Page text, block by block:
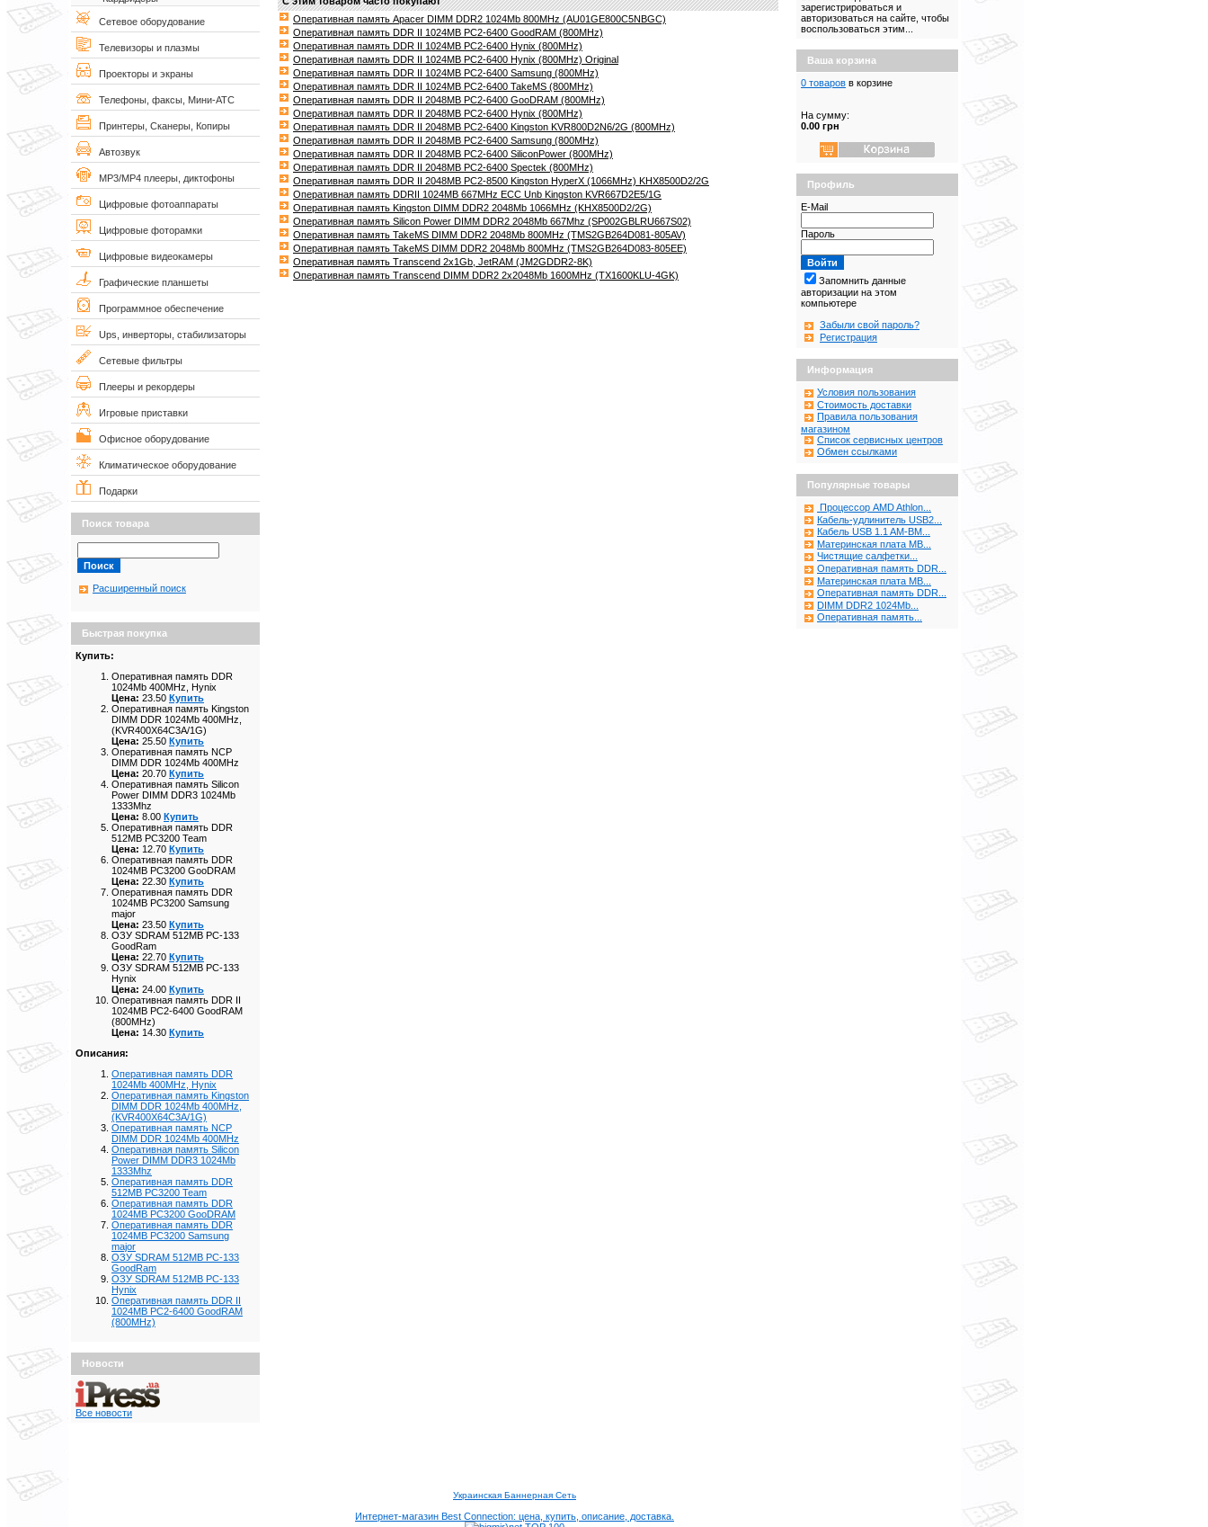
Сетевое оборудование
Телевизоры и плазмы
Проекторы и экраны
Телефоны, факсы, Мини-АТС
Принтеры, Сканеры, Копиры
Автозвук
MP3/MP4 плееры, диктофоны
Цифровые фотоаппараты
Цифровые фоторамки
Цифровые видеокамеры
Графические планшеты
Программное обеспечение
Ups, инверторы, стабилизаторы
Сетевые фильтры
Плееры и рекордеры
Игровые приставки
Офисное оборудование
Климатическое оборудование
Подарки
Поиск товара
Расширенный поиск
Быстрая покупка
Купить:
Оперативная память DDR
1024Mb 400MHz, Hynix
Цена: 23.50 Купить
Оперативная память Kingston
DIMM DDR 1024Mb 400MHz,
(KVR400X64C3A/1G)
Цена: 25.50 Купить
Оперативная память NCP
DIMM DDR 1024Mb 400MHz
Цена: 20.70 Купить
Оперативная память Silicon
Power DIMM DDR3 1024Mb
1333Mhz
Цена: 8.00 Купить
Оперативная память DDR
512MB PC3200 Team
Цена: 12.70 Купить
Оперативная память DDR
1024MB PC3200 GooDRAM
Цена: 22.30 Купить
Оперативная память DDR
1024MB PC3200 Samsung
major
Цена: 23.50 Купить
ОЗУ SDRAM 512MB PC-133
GoodRam
Цена: 22.70 Купить
ОЗУ SDRAM 512MB PC-133
Hynix
Цена: 24.00 Купить
Оперативная память DDR II
1024MB PC2-6400 GoodRAM
(800MHz)
Цена: 14.30 Купить
Описания:
Оперативная память DDR
1024Mb 400MHz, Hynix
Оперативная память Kingston
DIMM DDR 1024Mb 400MHz,
(KVR400X64C3A/1G)
Оперативная память NCP
DIMM DDR 1024Mb 400MHz
Оперативная память Silicon
Power DIMM DDR3 1024Mb
1333Mhz
Оперативная память DDR
512MB PC3200 Team
Оперативная память DDR
1024MB PC3200 GooDRAM
Оперативная память DDR
1024MB PC3200 Samsung
major
ОЗУ SDRAM 512MB PC-133
GoodRam
ОЗУ SDRAM 512MB PC-133
Hynix
Оперативная память DDR II
1024MB PC2-6400 GoodRAM
(800MHz)
Новости
Все новости
Оперативная память Apacer DIMM DDR2 1024Mb 800MHz (AU01GE800C5NBGC)
Оперативная память DDR II 1024MB PC2-6400 GoodRAM (800MHz)
Оперативная память DDR II 1024MB PC2-6400 Hynix (800MHz)
Оперативная память DDR II 1024MB PC2-6400 Hynix (800MHz) Original
Оперативная память DDR II 1024MB PC2-6400 Samsung (800MHz)
Оперативная память DDR II 1024MB PC2-6400 TakeMS (800MHz)
Оперативная память DDR II 2048MB PC2-6400 GooDRAM (800MHz)
Оперативная память DDR II 2048MB PC2-6400 Hynix (800MHz)
Оперативная память DDR II 2048MB PC2-6400 Kingston KVR800D2N6/2G (800MHz)
Оперативная память DDR II 2048MB PC2-6400 Samsung (800MHz)
Оперативная память DDR II 2048MB PC2-6400 SiliconPower (800MHz)
Оперативная память DDR II 2048MB PC2-6400 Spectek (800MHz)
Оперативная память DDR II 2048MB PC2-8500 Kingston HyperX (1066MHz) KHX8500D2/2G
Оперативная память DDRII 1024MB 667MHz ECC Unb Kingston KVR667D2E5/1G
Оперативная память Kingston DIMM DDR2 2048Mb 1066MHz (KHX8500D2/2G)
Оперативная память Silicon Power DIMM DDR2 2048Mb 667Mhz (SP002GBLRU667S02)
Оперативная память TakeMS DIMM DDR2 2048Mb 800MHz (TMS2GB264D081-805AV)
Оперативная память TakeMS DIMM DDR2 2048Mb 800MHz (TMS2GB264D083-805EE)
Оперативная память Transcend 2x1Gb, JetRAM (JM2GDDR2-8K)
Оперативная память Transcend DIMM DDR2 2x2048Mb 1600MHz (TX1600KLU-4GK)
зарегистрироваться и
авторизоваться на сайте, чтобы
воспользоваться этим...
Ваша корзина
0 товаров в корзине
На сумму:
0.00 грн
Профиль
E-Mail
Пароль
Запомнить данные
авторизации на этом
компьютере
Забыли свой пароль?
Регистрация
Информация
Условия пользования
Стоимость доставки
Правила пользования
магазином
Список сервисных центров
Обмен ссылками
Популярные товары
Процессор AMD Athlon...
Кабель-удлинитель USB2...
Кабель USB 1.1 AM-BM...
Материнская плата MB...
Чистящие салфетки...
Оперативная память DDR...
Материнская плата MB...
Оперативная память DDR...
DIMM DDR2 1024Mb...
Оперативная память...
Украинская Баннерная Сеть
Интернет-магазин Best Connection: цена, купить, описание, доставка.